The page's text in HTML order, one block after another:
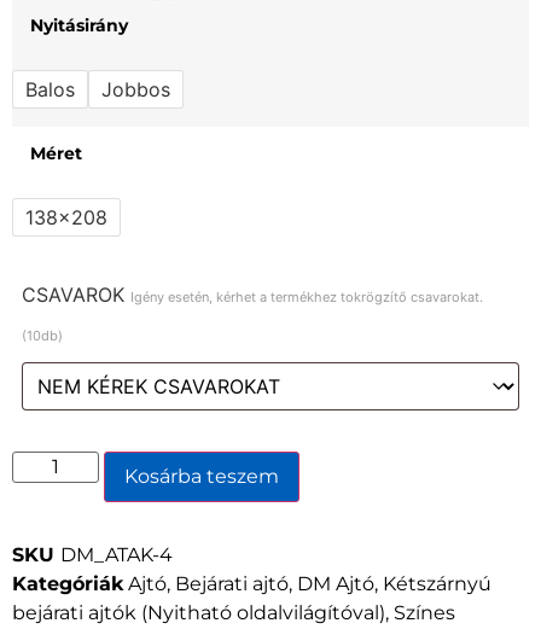
Nyitásirány
Balos Jobbos
Méret
138x208
CSAVAROK Igény esetén, kérhet a termékhez tokrögzítő csavarokat.
(10db)
Kosárba teszem
SKU DM_ATAK-4
Kategóriák Ajtó, Bejárati ajtó, DM Ajtó, Kétszárnyú
bejárati ajtók (Nyitható oldalvilágítóval), Színes